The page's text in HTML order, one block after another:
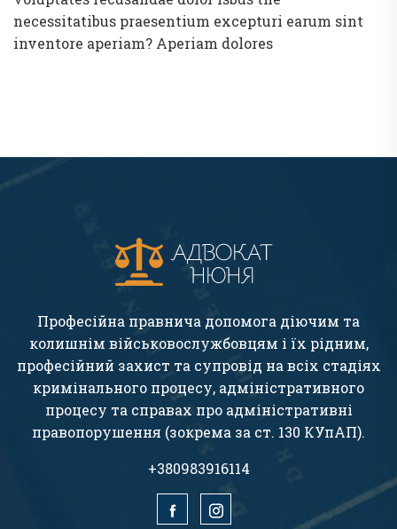
necessitatibus praesentium excepturi earum sint
inventore aperiam? Aperiam dolores
Професійна правнича допомога діючим та
колишнім військовослужбовцям і їх рідним,
професійний захист та супровід на всіх стадіях
кримінального процесу, адміністративного
процесу та справах про адміністративні
правопорушення (зокрема за ст. 130 КУпАП).
+380983916114